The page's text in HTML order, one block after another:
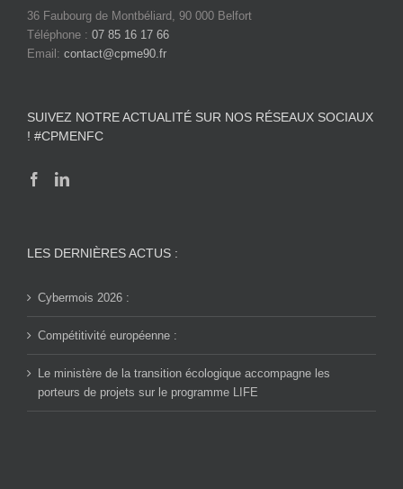
36 Faubourg de Montbéliard, 90 000 Belfort
Téléphone : 07 85 16 17 66
Email: contact@cpme90.fr
SUIVEZ NOTRE ACTUALITÉ SUR NOS RÉSEAUX SOCIAUX
! #CPMENFC
LES DERNIÈRES ACTUS :
Cybermois 2026 :
Compétitivité européenne :
Le ministère de la transition écologique accompagne les
porteurs de projets sur le programme LIFE